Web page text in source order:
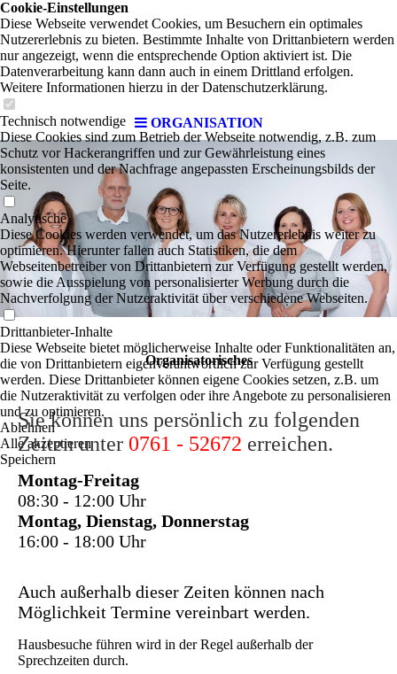
ORGANISATION
Organisatorisches
Sie können uns persönlich zu folgenden
Zeiten unter 0761 - 52672 erreichen.
Montag-Freitag
08:30 - 12:00 Uhr
Montag, Dienstag, Donnerstag
16:00 - 18:00 Uhr
Auch außerhalb dieser Zeiten können nach
Möglichkeit Termine vereinbart werden.
Hausbesuche führen wird in der Regel außerhalb der
Sprechzeiten durch.
Cookie-Einstellungen
Diese Webseite verwendet Cookies, um Besuchern ein optimales
Nutzererlebnis zu bieten. Bestimmte Inhalte von Drittanbietern werden
nur angezeigt, wenn die entsprechende Option aktiviert ist. Die
Datenverarbeitung kann dann auch in einem Drittland erfolgen.
Weitere Informationen hierzu in der Datenschutzerklärung.
Technisch notwendige
Diese Cookies sind zum Betrieb der Webseite notwendig, z.B. zum
Schutz vor Hackerangriffen und zur Gewährleistung eines
konsistenten und der Nachfrage angepassten Erscheinungsbilds der
Seite.
Analytische
Diese Cookies werden verwendet, um das Nutzererlebnis weiter zu
optimieren. Hierunter fallen auch Statistiken, die dem
Webseitenbetreiber von Drittanbietern zur Verfügung gestellt werden,
sowie die Ausspielung von personalisierter Werbung durch die
Nachverfolgung der Nutzeraktivität über verschiedene Webseiten.
Drittanbieter-Inhalte
Diese Webseite bietet möglicherweise Inhalte oder Funktionalitäten an,
die von Drittanbietern eigenverantwortlich zur Verfügung gestellt
werden. Diese Drittanbieter können eigene Cookies setzen, z.B. um
die Nutzeraktivität zu verfolgen oder ihre Angebote zu personalisieren
und zu optimieren.
Ablehnen
Alle akzeptieren
Speichern